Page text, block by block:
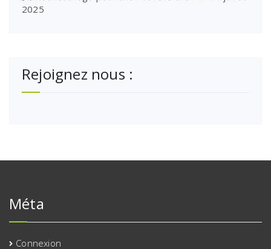
2025
Rejoignez nous :
Méta
Connexion